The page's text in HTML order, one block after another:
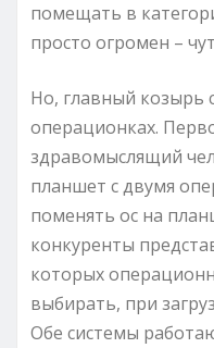
помещать в
просто огромен –
Но, главный козырь
операционках.
здравомыслящий
планшет с двумя
поменять ос на
конкуренты
которых
выбирать, при
Обе системы